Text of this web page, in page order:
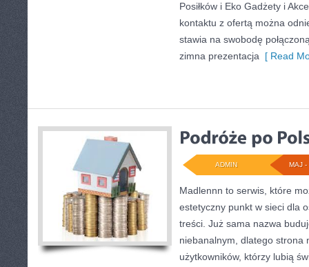
Posiłków i Eko Gadżety i
kontaktu z ofertą można
stawia na swobodę
zimna prezentacja [ Read
MAJ -
ADMIN
Madlennn to serwis, które
estetyczny punkt w sieci dla
treści. Już sama nazwa
niebanalnym, dlatego strona
użytkowników, którzy lubią